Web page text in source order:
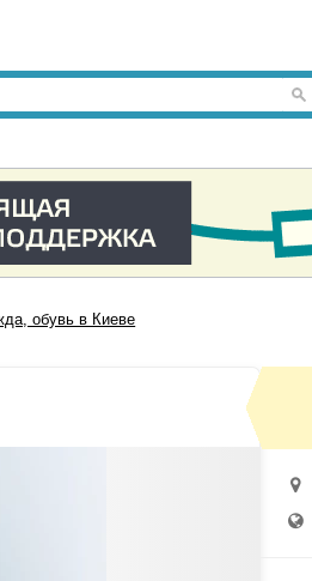
обувь в Киеве